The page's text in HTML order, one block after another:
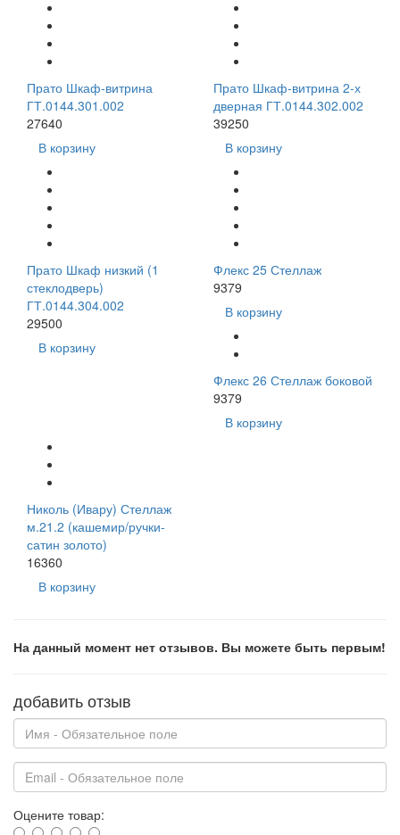
Прато Шкаф-витрина
ГТ.0144.301.002
27640
В корзину
Прато Шкаф-витрина 2-х
дверная ГТ.0144.302.002
39250
В корзину
Прато Шкаф низкий (1
стеклодверь)
ГТ.0144.304.002
29500
В корзину
Флекс 25 Стеллаж
9379
В корзину
Флекс 26 Стеллаж боковой
9379
В корзину
Николь (Ивару) Стеллаж
м.21.2 (кашемир/ручки-
сатин золото)
16360
В корзину
На данный момент нет отзывов. Вы можете быть первым!
добавить отзыв
Оцените товар: